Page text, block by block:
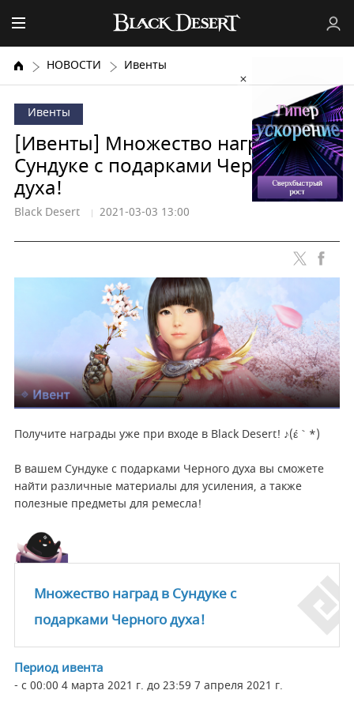
НОВОСТИ Ивенты
Ивенты
[Ивенты] Множество наград в
Сундуке с подарками Черного
духа!
Black Desert 2021-03-03 13:00
Получите награды уже при входе в Black Desert! ♪(´ε｀*)
В вашем Сундуке с подарками Черного духа вы сможете
найти различные материалы для усиления, а также
полезные предметы для ремесла!
Множество наград в Сундуке с
подарками Черного духа!
Период ивента
- с 00:00 4 марта 2021 г. до 23:59 7 апреля 2021 г.